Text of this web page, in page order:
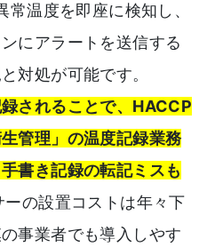
常温度を即座に検知し、
にアラートを送信する
対処が可能です。
されることで、HACCP
管理」の温度記録業務
書き記録の転記ミスも
ーの設置コストは年々下
事業者でも導入しやす